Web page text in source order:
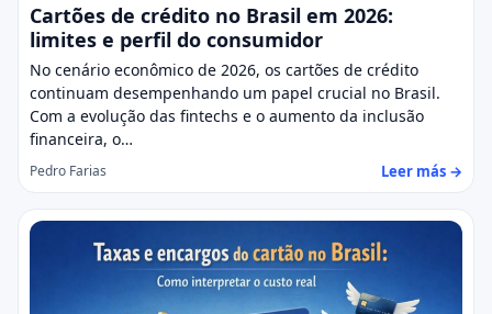
Cartões de crédito no Brasil em 2026:
limites e perfil do consumidor
No cenário econômico de 2026, os cartões de crédito
continuam desempenhando um papel crucial no Brasil.
Com a evolução das fintechs e o aumento da inclusão
financeira, o…
Pedro Farias Leer más →